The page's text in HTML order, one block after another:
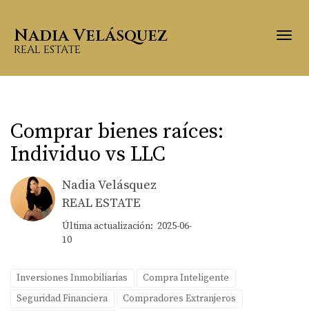
Nadia Velásquez
REAL ESTATE
Comprar bienes raíces:
Individuo vs LLC
Nadia Velásquez
REAL ESTATE
Última actualización: 2025-06-
10
Inversiones Inmobiliarias
Compra Inteligente
Seguridad Financiera
Compradores Extranjeros